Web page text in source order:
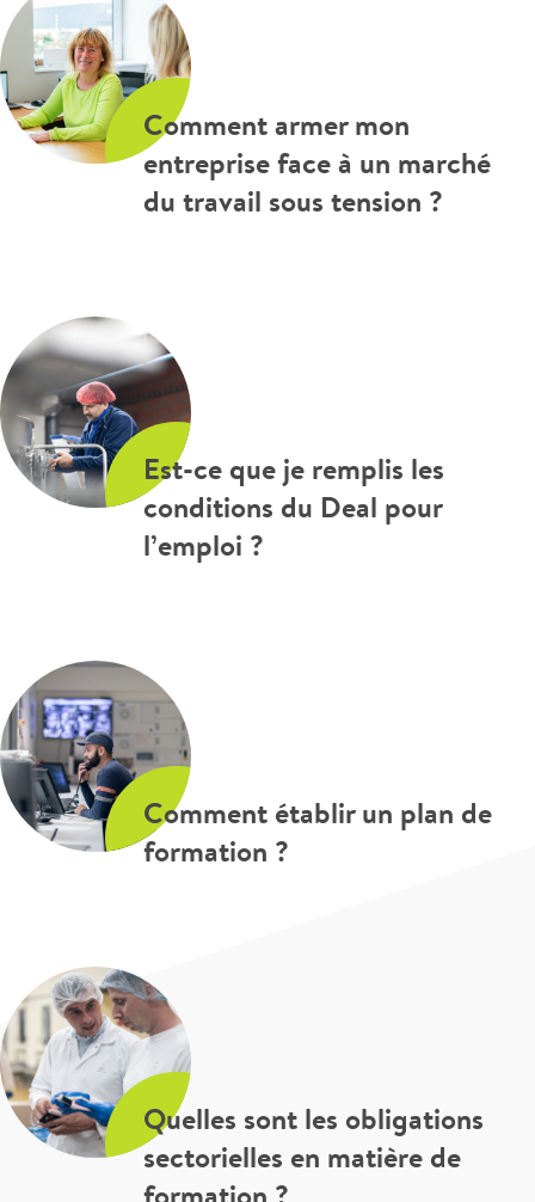
Comment armer mon
entreprise face à un marché
du travail sous tension ?
Est-ce que je remplis les
conditions du Deal pour
l’emploi ?
Comment établir un plan de
formation ?
Quelles sont les obligations
sectorielles en matière de